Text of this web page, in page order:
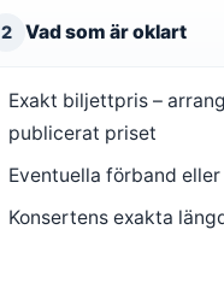
2 Vad som är oklart
Exakt biljettpris –
publicerat priset
Eventuella förband
Konsertens exakta